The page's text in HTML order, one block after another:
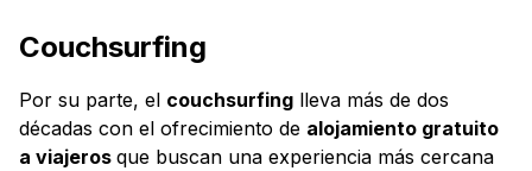
Couchsurfing
Por su parte, el couchsurfing lleva más de dos
décadas con el ofrecimiento de alojamiento gratuito
a viajeros que buscan una experiencia más cercana